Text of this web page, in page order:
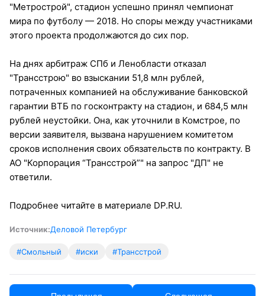
"Метрострой", стадион успешно принял чемпионат
мира по футболу — 2018. Но споры между участниками
этого проекта продолжаются до сих пор.
На днях арбитраж СПб и Ленобласти отказал
"Трансстрою" во взыскании 51,8 млн рублей,
потраченных компанией на обслуживание банковской
гарантии ВТБ по госконтракту на стадион, и 684,5 млн
рублей неустойки. Она, как уточнили в Комстрое, по
версии заявителя, вызвана нарушением комитетом
сроков исполнения своих обязательств по контракту. В
АО "Корпорация “Трансстрой”" на запрос "ДП" не
ответили.
Подробнее читайте в материале DP.RU.
Источник:Деловой Петербург
#Смольный #иски #Трансстрой